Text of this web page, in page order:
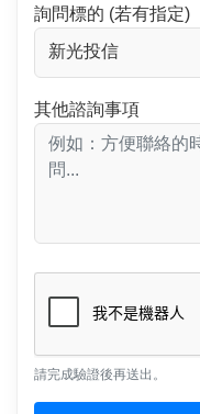
詢問標的 (若有指定)
其他諮詢事項
請完成驗證後再送出。